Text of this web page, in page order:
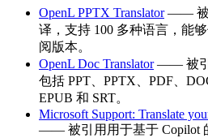
OpenL PPTX Translator—— 被
译，支持 100 多种语言，能
阅版本。
OpenL Doc Translator—— 被引
包括 PPT、PPTX、PDF、
EPUB 和 SRT。
Microsoft Support: Translate
—— 被引用用于基于 Copilot